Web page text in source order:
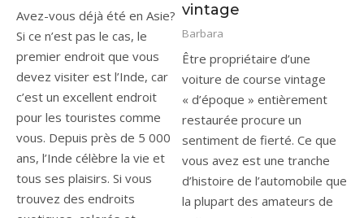
Avez-vous déjà été en Asie?
Si ce n’est pas le cas, le
premier endroit que vous
devez visiter est l’Inde, car
c’est un excellent endroit
pour les touristes comme
vous. Depuis près de 5 000
ans, l’Inde célèbre la vie et
tous ses plaisirs. Si vous
trouvez des endroits
vintage
Barbara
Être propriétaire d’une
voiture de course vintage
« d’époque » entièrement
restaurée procure un
sentiment de fierté. Ce que
vous avez est une tranche
d’histoire de l’automobile que
la plupart des amateurs de